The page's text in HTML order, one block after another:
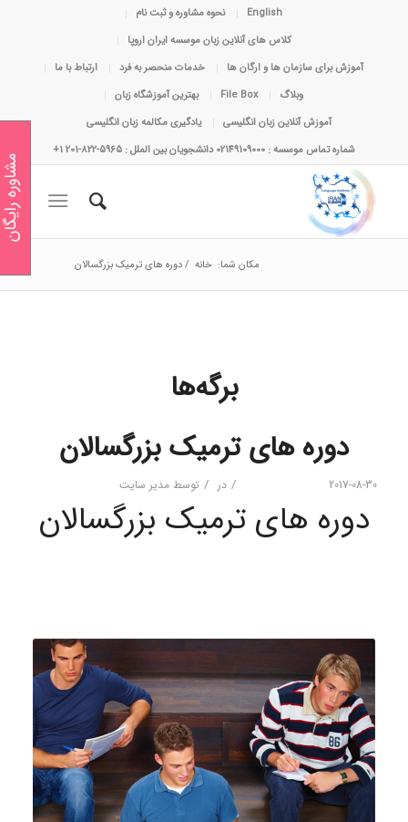
English
نحوه مشاوره و ثبت نام
کلاس های آنلاین زبان موسسه ایران اروپا
آموزش برای سازمان ها و ارگان ها
خدمات منحصر به فرد
ارتباط با ما
وبلاگ
File Box
بهترین آموزشگاه زبان
آموزش آنلاین زبان انگلیسی
یادگیری مکالمه زبان انگلیسی
شماره تماس موسسه : 02149109000 دانشجویان بین الملل : 5965-822-201 1+
مکان شما: خانه /دوره های ترمیک بزرگسالان
برگه‌ها
دوره های ترمیک بزرگسالان
2017-08-30
/ در / توسطمدیر سایت
دوره های ترمیک بزرگسالان